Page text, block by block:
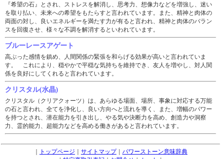
『希望の石』とされ、ストレスを解消し、思考力、想像力などを増強し、迷い
を取り払い、未来への希望をもたらすと言われています。また、精神と肉体の
両面の対し、良いエネルギーを満たす力が有ると言われ、精神と肉体のバラン
スを回復させ、様々な不調を解消するといわれています。
ブルーレースアゲート
高ぶった感情を鎮め、人間関係の緊張を和らげる効果が高いと言われていま
す。 これにより、穏やかで平穏な気持ちを維持でき、友人を増やし、対人関
係を良好にしてくれると言われています。
クリスタル(水晶)
クリスタル（クリアクォーツ）は、あらゆる場面、場所、事象に対応する万能
の石と言われ、全てを浄化し、良い方向へと流れを導く、また、増幅のパワー
を持つとされ、潜在能力を引き出し、やる気や決断力を高め、創造力や洞察
力、霊的能力、超能力などを高める働きがあると言われています。
｜ トップページ ｜ サイトマップ｜ パワーストーン意味辞典